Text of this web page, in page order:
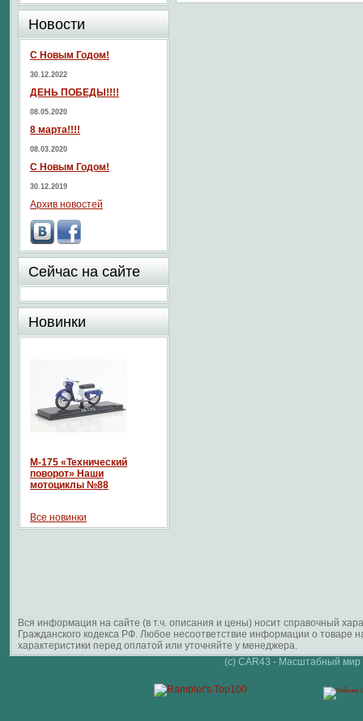
Новости
С Новым Годом!
30.12.2022
ДЕНЬ ПОБЕДЫ!!!!
08.05.2020
8 марта!!!!
08.03.2020
С Новым Годом!
30.12.2019
Архив новостей
Сейчас на сайте
Новинки
М-175 «Технический
поворот» Наши
мотоциклы №88
Все новинки
Вся информация на сайте (в т.ч. описания и цены) носит справочный
Гражданского кодекса РФ. Любое несоответствие информации о
характеристики перед оплатой или уточняйте у менеджера.
(c) CAR43 - Масштабный мир